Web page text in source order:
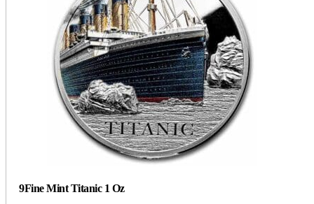
9Fine Mint Titanic 1 Oz